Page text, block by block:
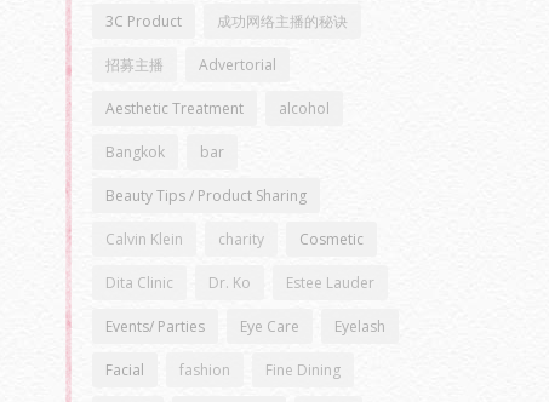
3C Product 成功网络主播的秘诀
招募主播 Advertorial
Aesthetic Treatment alcohol
Bangkok bar
Beauty Tips / Product Sharing
Calvin Klein charity Cosmetic
Dita Clinic Dr. Ko Estee Lauder
Events/ Parties Eye Care Eyelash
Facial fashion Fine Dining